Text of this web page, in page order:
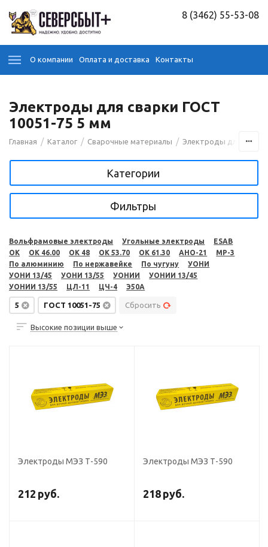
8 (3462) 55-53-08
О компании Оплата и доставка Контакты
Электроды для сварки ГОСТ
10051-75 5 мм
Главная / Каталог / Сварочные материалы / Электроды для сварки
Категории
Фильтры
Вольфрамовые электроды Угольные электроды
ESAB
OK
OK 46.00 OK 48 OK 53.70 OK 61.30 АНО-21
МР-3
По алюминию
По нержавейке По чугуну
УОНИ
УОНИ 13/45
УОНИ 13/55 УОНИИ
УОНИИ 13/45
УОНИИ 13/55
ЦЛ-11 ЦЧ-4 Э50А
5 ГОСТ 10051-75 Сбросить
Высокие позиции выше
Электроды МЭЗ Т-590
212 руб.
Электроды МЭЗ Т-590
218 руб.